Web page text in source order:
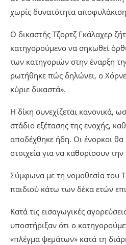
χωρίς δυνατότητα
Ο δικαστής Τζορτζ Γκάλαχερ
κατηγορούμενο να σηκωθεί
των κατηγοριών στην έναρξη
ρωτήθηκε πώς δηλώνει, ο
κύριε δικαστά».
Η δίκη συνεχίζεται κανονικά,
στάδιο εξέτασης της ενοχής,
αποδέχθηκε ήδη. Οι ένορκοι θα
στοιχεία για να καθορίσουν την
Σύμφωνα με τη νομοθεσία του
παιδιού κάτω των δέκα ετών
Κατά τις εισαγωγικές
υποστήριξαν ότι ο
«πλέγμα ψεμάτων» κατά τη